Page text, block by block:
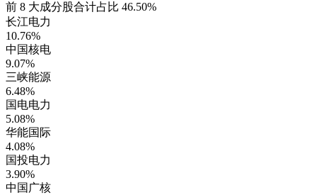
前 8 大成分股合计占比 46.50%
长江电力
10.76%
中国核电
9.07%
三峡能源
6.48%
国电电力
5.08%
华能国际
4.08%
国投电力
3.90%
中国广核